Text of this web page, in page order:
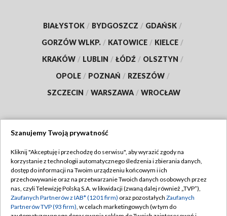
BIAŁYSTOK / BYDGOSZCZ / GDAŃSK /
GORZÓW WLKP. / KATOWICE / KIELCE /
KRAKÓW / LUBLIN / ŁÓDŹ / OLSZTYN /
OPOLE / POZNAŃ / RZESZÓW /
SZCZECIN / WARSZAWA / WROCŁAW
TVP
Abonament TVP
Emisja w TVP
Centrum informacji TVP
Regulamin TVP
Polityka prywatności
Szanujemy Twoją prywatność
Kliknij "Akceptuję i przechodzę do serwisu", aby wyrazić zgody na
korzystanie z technologii automatycznego śledzenia i zbierania danych,
dostęp do informacji na Twoim urządzeniu końcowym i ich
przechowywanie oraz na przetwarzanie Twoich danych osobowych przez
nas, czyli Telewizję Polską S.A. w likwidacji (zwaną dalej również „TVP”),
Zaufanych Partnerów z IAB* (1201 firm) oraz pozostałych Zaufanych
Partnerów TVP (93 firm), w celach marketingowych (w tym do